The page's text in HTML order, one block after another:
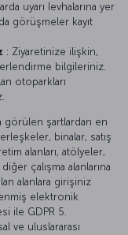
uyarı levhalarına yer
görüşmeler kayıt
: Ziyaretinize ilişkin,
bilgileriniz.
otoparkları
görülen şartlardan en
binalar, satış
alanları, atölyeler,
çalışma alanlarına
alanlara girişiniz
elektronik
ile GDPR 5.
ve uluslararası